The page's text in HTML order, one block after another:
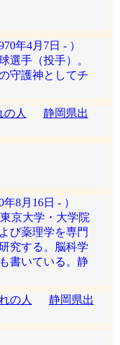
年4月7日 - ）
選手（投手）。
守護神としてチ
の人
静岡県出
8月16日 - ）
京大学・大学院
び薬理学を専門
究する。脳科学
書いている。静
の人
静岡県出